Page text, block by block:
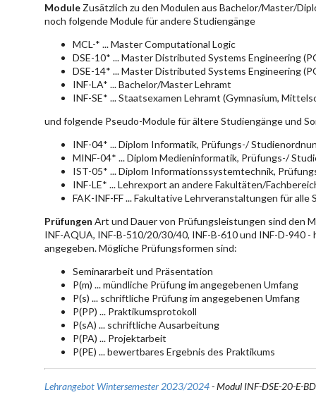
Module Zusätzlich zu den Modulen aus Bachelor/Master/
noch folgende Module für andere Studiengänge
MCL-* ... Master Computational Logic
DSE-10* ... Master Distributed Systems Engineering
DSE-14* ... Master Distributed Systems Engineering
INF-LA* ... Bachelor/Master Lehramt
INF-SE* ... Staatsexamen Lehramt (Gymnasium,
und folgende Pseudo-Module für ältere Studiengänge und
INF-04* ... Diplom Informatik, Prüfungs-/
MINF-04* ... Diplom Medieninformatik, Prüfungs-/
IST-05* ... Diplom Informationssystemtechnik,
INF-LE* ... Lehrexport an andere Fakultäten/
FAK-INF-FF ... Fakultative Lehrveranstaltungen für
Prüfungen Art und Dauer von Prüfungsleistungen sind den
INF-AQUA, INF-B-510/20/30/40, INF-B-610 und INF-D-940
angegeben. Mögliche Prüfungsformen sind:
Seminararbeit und Präsentation
P(m) ... mündliche Prüfung im angegebenen Umfang
P(s) ... schriftliche Prüfung im angegebenen Umfang
P(PP) ... Praktikumsprotokoll
P(sA) ... schriftliche Ausarbeitung
P(PA) ... Projektarbeit
P(PE) ... bewertbares Ergebnis des Praktikums
Lehrangebot Wintersemester 2023/2024- Modul INF-DSE-20-E-